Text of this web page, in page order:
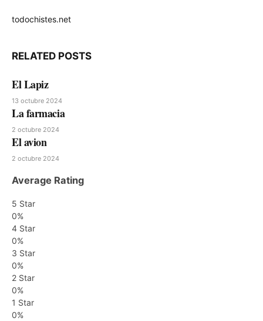
todochistes.net
RELATED POSTS
El Lapiz
13 octubre 2024
La farmacia
2 octubre 2024
El avion
2 octubre 2024
Average Rating
5 Star
0%
4 Star
0%
3 Star
0%
2 Star
0%
1 Star
0%